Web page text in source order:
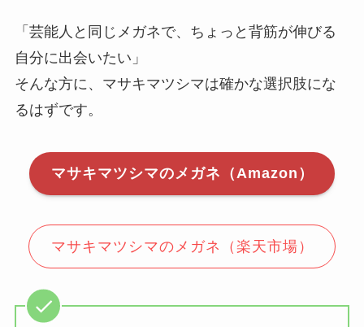
「芸能人と同じメガネで、ちょっと背筋が伸びる
自分に出会いたい」
そんな方に、マサキマツシマは確かな選択肢にな
るはずです。
マサキマツシマのメガネ（Amazon）
マサキマツシマのメガネ（楽天市場）